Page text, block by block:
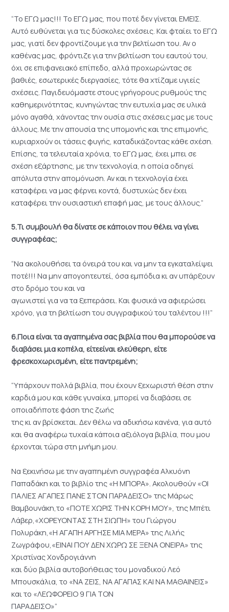
“Το ΕΓΩ μας!!! Το ΕΓΩ μας, που ποτέ δεν γίνεται ΕΜΕΙΣ.
Αυτό ευθύνεται για τις δύσκολες σχέσεις. Και φταίει το ΕΓΩ
μας, γιατί δεν φροντίζουμε για την βελτίωση του. Αν ο
καθένας μας, φρόντιζε για την βελτίωση του εαυτού του,
όχι σε επιφανειακό επίπεδο, αλλά προχωρώντας σε
βαθιές, εσωτερικές διεργασίες, τότε θα χτίζαμε υγιείς
σχέσεις. Παγιδευόμαστε στους γρήγορους ρυθμούς της
καθημερινότητας, κυνηγώντας την ευτυχία μας σε υλικά
μόνο αγαθά, χάνοντας την ουσία στις σχέσεις μας με τους
άλλους. Με την απουσία της υπομονής και της επιμονής,
κυριαρχούν οι τάσεις φυγής, καταδικάζοντας κάθε σχέση.
Επίσης, τα τελευταία χρόνια, το ΕΓΩ μας, έχει μπει σε
σχέση εξάρτησης, με την τεχνολογία, η οποία οδηγεί
απόλυτα στην απομόνωση. Αν και η τεχνολογία έχει
καταφέρει να μας φέρνει κοντά, δυστυχώς δεν έχει
καταφέρει την ουσιαστική επαφή μας, με τους άλλους.”
5.Τι συμβουλή θα δίνατε σε κάποιον που θέλει να γίνει
συγγραφέας;
“Να ακολουθήσει τα όνειρά του και να μην τα εγκαταλείψει
ποτέ!!! Να μην απογοητευτεί, όσα εμπόδια κι αν υπάρξουν
στο δρόμο του και να
αγωνιστεί για να τα ξεπεράσει. Και φυσικά να αφιερώσει
χρόνο, για τη βελτίωση του συγγραφικού του ταλέντου !!!”
6.Ποια είναι τα αγαπημένα σας βιβλία που θα μπορούσε να
διαβάσει μια κοπέλα, είτεείναι ελεύθερη, είτε
φρεσκοχωρισμένη, είτε παντρεμένη;
“Υπάρχουν πολλά βιβλία, που έχουν ξεχωριστή θέση στην
καρδιά μου και κάθε γυναίκα, μπορεί να διαβάσει σε
οποιαδήποτε φάση της ζωής
της κι αν βρίσκεται. Δεν θέλω να αδικήσω κανένα, για αυτό
και θα αναφέρω τυχαία κάποια αξιόλογα βιβλία, που μου
έρχονται τώρα στη μνήμη μου.
Να ξεκινήσω με την αγαπημένη συγγραφέα Αλκυόνη
Παπαδάκη και το βιβλίο της «Η ΜΠΟΡΑ». Ακολουθούν «ΟΙ
ΠΑΛΙΕΣ ΑΓΑΠΕΣ ΠΑΝΕ ΣΤΟΝ ΠΑΡΑΔΕΙΣΟ» της Μάρως
Βαμβουνάκη,το «ΠΟΤΕ ΧΩΡΙΣ ΤΗΝ ΚΟΡΗ ΜΟΥ», της Μπέτι
Λάβερ,«ΧΟΡΕΥΟΝΤΑΣ ΣΤΗ ΣΙΩΠΗ» του Γιώργου
Πολυράκη,«Η ΑΓΑΠΗ ΑΡΓΗΣΕ ΜΙΑ ΜΕΡΑ» της Λιλής
Ζωγράφου,«ΕΙΝΑΙ ΠΟΥ ΔΕΝ ΧΩΡΩ ΣΕ ΞΕΝΑ ΟΝΕΙΡΑ» της
Χριστίνας Χονδρογιάννη
και δύο βιβλία αυτοβοήθειας του μοναδικού Λεό
Μπουσκάλια, το «ΝΑ ΖΕΙΣ, ΝΑ ΑΓΑΠΑΣ ΚΑΙ ΝΑ ΜΑΘΑΙΝΕΙΣ»
και το «ΛΕΩΦΟΡΕΙΟ 9 ΓΙΑ ΤΟΝ
ΠΑΡΑΔΕΙΣΟ»”